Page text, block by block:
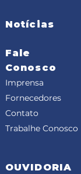
Notícias
Fale
Conosco
Imprensa
Fornecedores
Contato
Trabalhe Conosco
OUVIDORIA